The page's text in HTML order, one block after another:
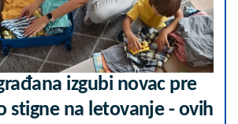
izgubi novac pre
stigne na letovanje - ovih